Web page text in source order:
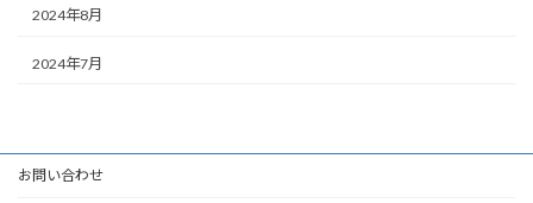
2024年8月
2024年7月
お問い合わせ